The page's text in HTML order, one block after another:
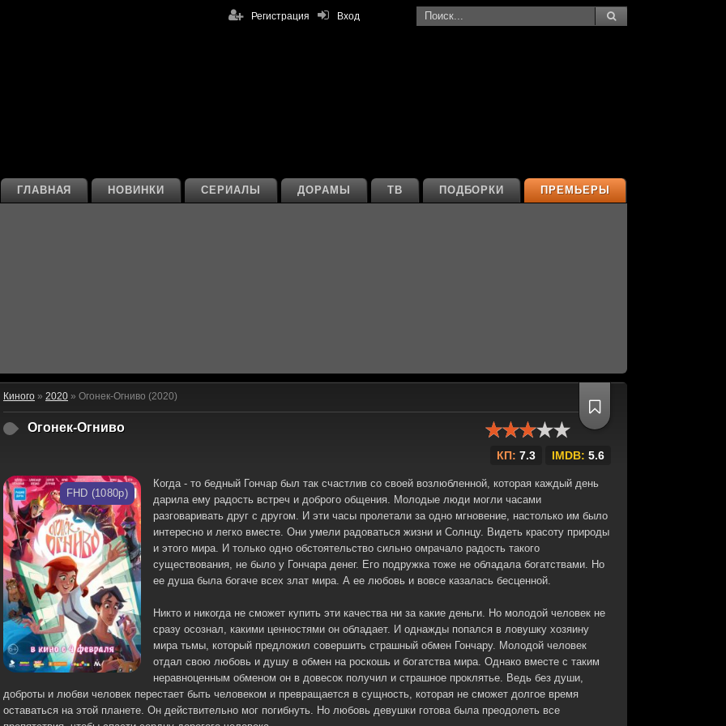
Вход
Регистрация
ПРЕМЬЕРЫ
ПОДБОРКИ
ТВ
ДОРАМЫ
СЕРИАЛЫ
НОВИНКИ
ГЛАВНАЯ
Киного » 2020 » Огонек-Огниво (2020)
Огонек-Огниво
КП: 7.3 IMDB: 5.6
FHD (1080p)
Когда - то бедный Гончар был так счастлив со своей возлюбленной, которая каждый день
дарила ему радость встреч и доброго общения. Молодые люди могли часами
разговаривать друг с другом. И эти часы пролетали за одно мгновение, настолько им было
интересно и легко вместе. Они умели радоваться жизни и Солнцу. Видеть красоту природы
и этого мира. И только одно обстоятельство сильно омрачало радость такого
существования, не было у Гончара денег. Его подружка тоже не обладала богатствами. Но
ее душа была богаче всех злат мира. А ее любовь и вовсе казалась бесценной.
Никто и никогда не сможет купить эти качества ни за какие деньги. Но молодой человек не
сразу осознал, какими ценностями он обладает. И однажды попался в ловушку хозяину
мира тьмы, который предложил совершить страшный обмен Гончару. Молодой человек
отдал свою любовь и душу в обмен на роскошь и богатства мира. Однако вместе с таким
неравноценным обменом он в довесок получил и страшное проклятье. Ведь без души,
доброты и любви человек перестает быть человеком и превращается в сущность, которая не сможет долгое время
оставаться на этой планете. Он действительно мог погибнуть. Но любовь девушки готова была преодолеть все